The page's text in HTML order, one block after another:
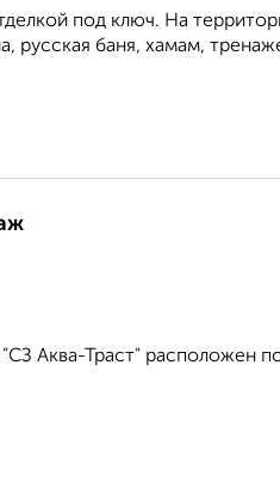
под ключ. На
баня, хамам,
Аква-Траст" расположен